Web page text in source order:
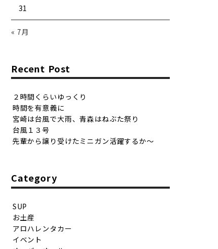
31
« 7月
Recent Post
２時間くらいゆっくり
時間を有意義に
宮崎は台風で大雨、青森はねぶた祭り
台風１３号
先輩から譲り受けたミニガン活躍するか〜
Category
SUP
お土産
アロハレンタカー
イベント